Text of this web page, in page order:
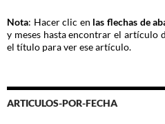
Nota: Hacer clic en las flechas de
y meses hasta encontrar el artículo
el título para ver ese artículo.
ARTICULOS-POR-FECHA